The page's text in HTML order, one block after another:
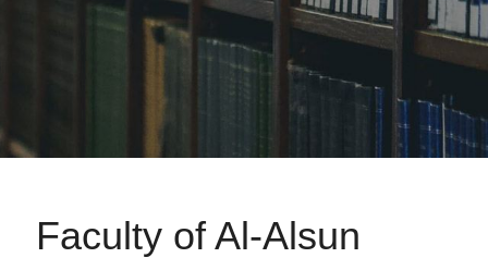
Faculty of Al-Alsun